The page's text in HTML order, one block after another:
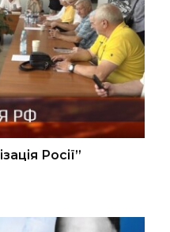
Росії”